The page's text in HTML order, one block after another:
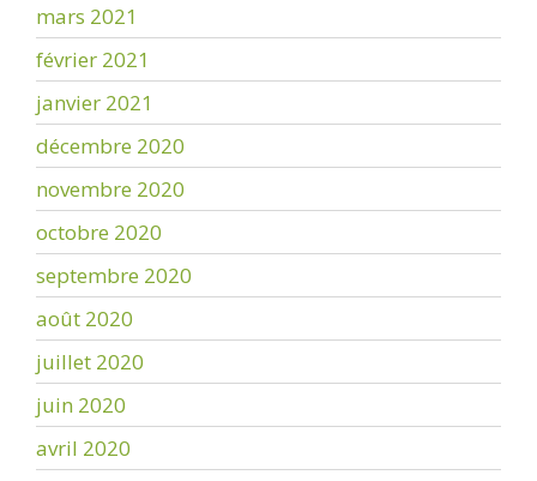
mars 2021
février 2021
janvier 2021
décembre 2020
novembre 2020
octobre 2020
septembre 2020
août 2020
juillet 2020
juin 2020
avril 2020